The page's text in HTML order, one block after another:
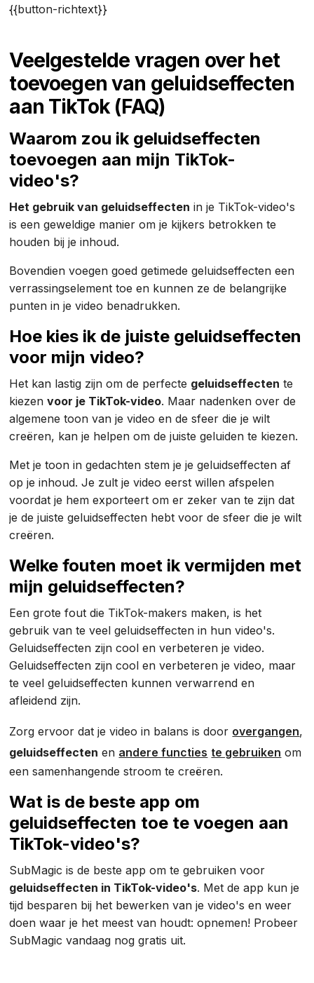
{{button-richtext}}
Veelgestelde vragen over het
toevoegen van geluidseffecten
aan TikTok (FAQ)
Waarom zou ik geluidseffecten
toevoegen aan mijn TikTok-
video's?
Het gebruik van geluidseffecten in je TikTok-video's
is een geweldige manier om je kijkers betrokken te
houden bij je inhoud.
Bovendien voegen goed getimede geluidseffecten een
verrassingselement toe en kunnen ze de belangrijke
punten in je video benadrukken.
Hoe kies ik de juiste geluidseffecten
voor mijn video?
Het kan lastig zijn om de perfecte geluidseffecten te
kiezenvoor je TikTok-video. Maar nadenken over de
algemene toon van je video en de sfeer die je wilt
creëren, kan je helpen om de juiste geluiden te kiezen.
Met je toon in gedachten stem je je geluidseffecten af
op je inhoud. Je zult je video eerst willen afspelen
voordat je hem exporteert om er zeker van te zijn dat
je de juiste geluidseffecten hebt voor de sfeer die je wilt
creëren.
Welke fouten moet ik vermijden met
mijn geluidseffecten?
Een grote fout die TikTok-makers maken, is het
gebruik van te veel geluidseffecten in hun video's.
Geluidseffecten zijn cool en verbeteren je video.
Geluidseffecten zijn cool en verbeteren je video, maar
te veel geluidseffecten kunnen verwarrend en
afleidend zijn.
Zorg ervoor dat je video in balans is door overgangen,
geluidseffecten en andere functies te gebruiken om
een samenhangende stroom te creëren.
Wat is de beste app om
geluidseffecten toe te voegen aan
TikTok-video's?
SubMagic is de beste app om te gebruiken voor
geluidseffecten in TikTok-video's. Met de app kun je
tijd besparen bij het bewerken van je video's en weer
doen waar je het meest van houdt: opnemen! Probeer
SubMagic vandaag nog gratis uit.